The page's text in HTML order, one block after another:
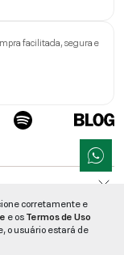
facilitada, segura e
corretamente e
e osTermos de Uso
o usuário estará de